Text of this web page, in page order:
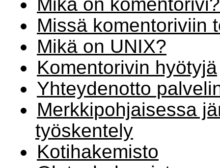
Mikä on komentorivi?
Missä komentoriviin
Mikä on UNIX?
Komentorivin hyötyjä
Yhteydenotto
Merkkipohjaisessa
työskentely
Kotihakemisto